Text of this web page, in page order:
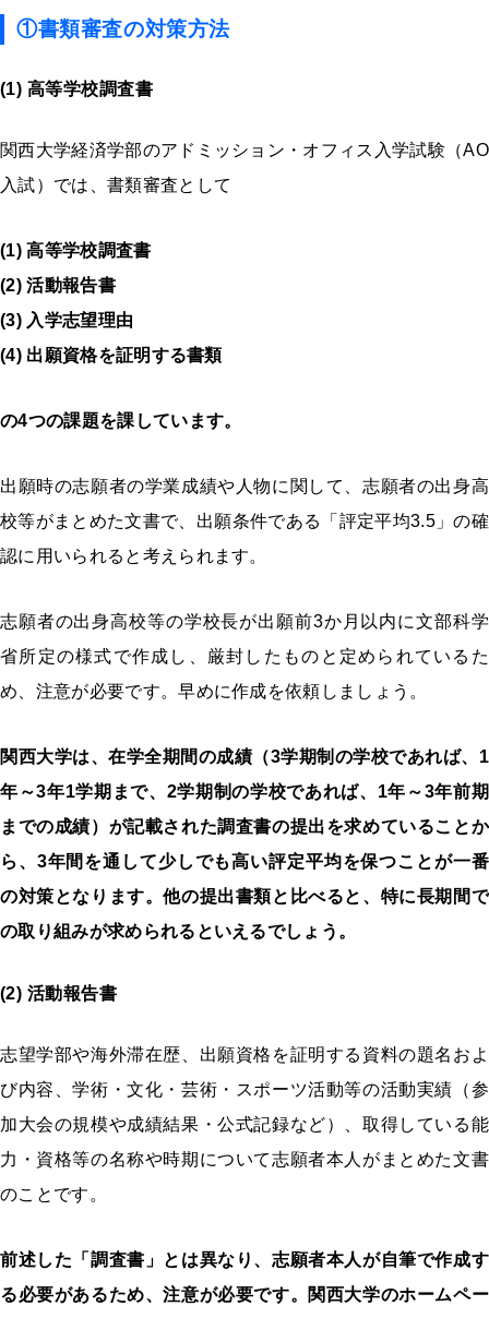
①書類審査の対策方法
(1) 高等学校調査書
関西大学経済学部のアドミッション・オフィス入学試験（AO
入試）では、書類審査として
(1) 高等学校調査書
(2) 活動報告書
(3) 入学志望理由
(4) 出願資格を証明する書類
の4つの課題を課しています。
出願時の志願者の学業成績や人物に関して、志願者の出身高
校等がまとめた文書で、出願条件である「評定平均3.5」の確
認に用いられると考えられます。
志願者の出身高校等の学校長が出願前3か月以内に文部科学
省所定の様式で作成し、厳封したものと定められているた
め、注意が必要です。早めに作成を依頼しましょう。
関西大学は、在学全期間の成績（3学期制の学校であれば、1
年～3年1学期まで、2学期制の学校であれば、1年～3年前期
までの成績）が記載された調査書の提出を求めていることか
ら、3年間を通して少しでも高い評定平均を保つことが一番
の対策となります。他の提出書類と比べると、特に長期間で
の取り組みが求められるといえるでしょう。
(2) 活動報告書
志望学部や海外滞在歴、出願資格を証明する資料の題名およ
び内容、学術・文化・芸術・スポーツ活動等の活動実績（参
加大会の規模や成績結果・公式記録など）、取得している能
力・資格等の名称や時期について志願者本人がまとめた文書
のことです。
前述した「調査書」とは異なり、志願者本人が自筆で作成す
る必要があるため、注意が必要です。関西大学のホームペー